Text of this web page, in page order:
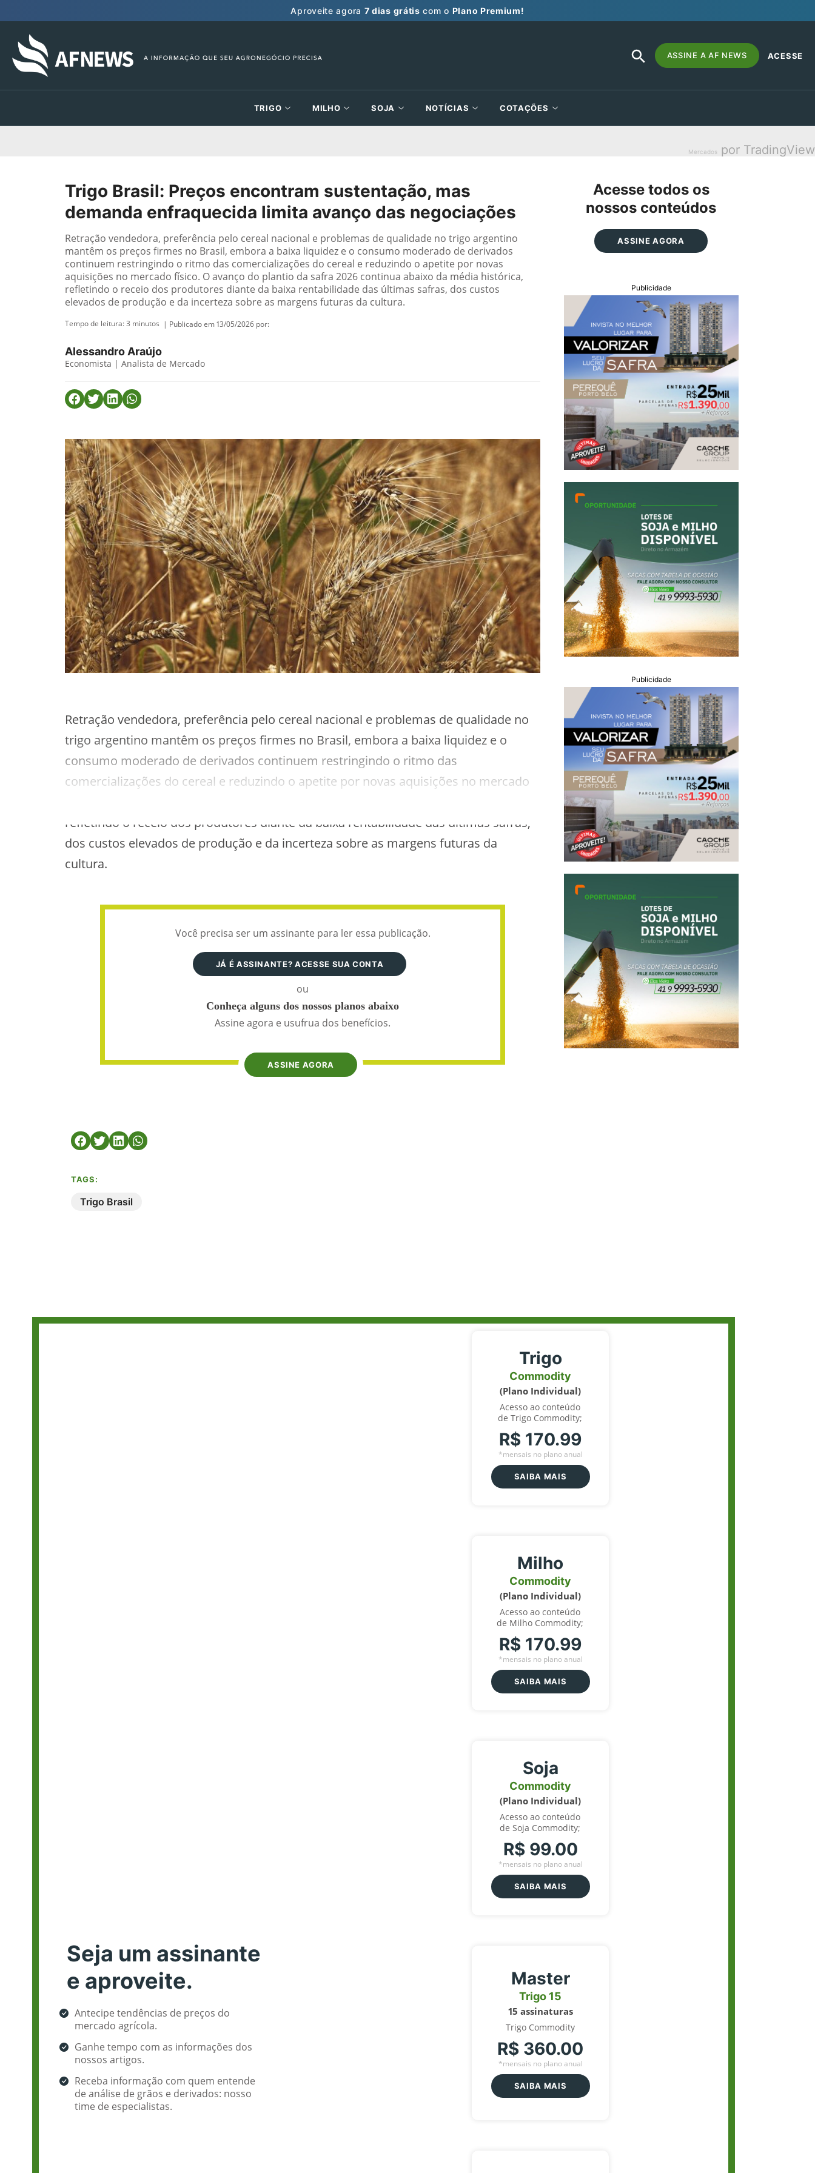
Aproveite agora 7 dias grátis com o Plano Premium!
Search
for:
SEARCH
BUTTON
ASSINE A AF NEWS ACESSE
TRIGO MILHO SOJA NOTÍCIAS COTAÇÕES
Mercados por TradingView
Trigo Brasil: Preços encontram sustentação, mas
demanda enfraquecida limita avanço das negociações
Retração vendedora, preferência pelo cereal nacional e problemas de qualidade no trigo argentino
mantêm os preços firmes no Brasil, embora a baixa liquidez e o consumo moderado de derivados
continuem restringindo o ritmo das comercializações do cereal e reduzindo o apetite por novas
aquisições no mercado físico. O avanço do plantio da safra 2026 continua abaixo da média histórica,
refletindo o receio dos produtores diante da baixa rentabilidade das últimas safras, dos custos
elevados de produção e da incerteza sobre as margens futuras da cultura.
Tempo de leitura:3 minutos | Publicado em 13/05/2026 por:
Alessandro Araújo
Economista | Analista de Mercado
Retração vendedora, preferência pelo cereal nacional e problemas de qualidade no
trigo argentino mantêm os preços firmes no Brasil, embora a baixa liquidez e o
consumo moderado de derivados continuem restringindo o ritmo das
comercializações do cereal e reduzindo o apetite por novas aquisições no mercado
refletindo o receio dos produtores diante da baixa rentabilidade das últimas safras,
dos custos elevados de produção e da incerteza sobre as margens futuras da
cultura.
Você precisa ser um assinante para ler essa publicação.
JÁ É ASSINANTE? ACESSE SUA CONTA
ou
Conheça alguns dos nossos planos abaixo
Assine agora e usufrua dos benefícios.
ASSINE AGORA
TAGS:
Trigo Brasil
Acesse todos os
nossos conteúdos
ASSINE AGORA
Publicidade
Publicidade
Seja um assinante
e aproveite.
Antecipe tendências de preços do
mercado agrícola.
Ganhe tempo com as informações dos
nossos artigos.
Receba informação com quem entende
de análise de grãos e derivados: nosso
time de especialistas.
Trigo
Commodity
(Plano Individual)
Acesso ao conteúdo
de Trigo Commodity;
R$ 170.99
*mensais no plano anual
SAIBA MAIS
Milho
Commodity
(Plano Individual)
Acesso ao conteúdo
de Milho Commodity;
R$ 170.99
*mensais no plano anual
SAIBA MAIS
Soja
Commodity
(Plano Individual)
Acesso ao conteúdo
de Soja Commodity;
R$ 99.00
*mensais no plano anual
SAIBA MAIS
Master
Trigo 15
15 assinaturas
Trigo Commodity
R$ 360.00
*mensais no plano anual
SAIBA MAIS